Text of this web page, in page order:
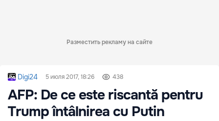
Разместить рекламу на сайте
Digi24 5 июля 2017, 18:26 438
AFP: De ce este riscantă pentru
Trump întâlnirea cu Putin